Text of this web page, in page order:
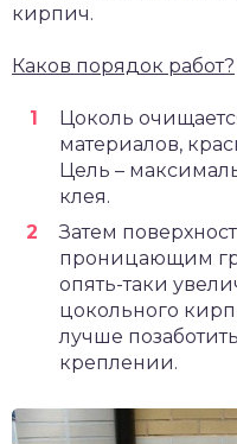
кирпич.
Каков порядок работ?
Цоколь
материалов,
Цель –
клея.
Затем
проницающим
опять-таки
цокольного
лучше
креплении.